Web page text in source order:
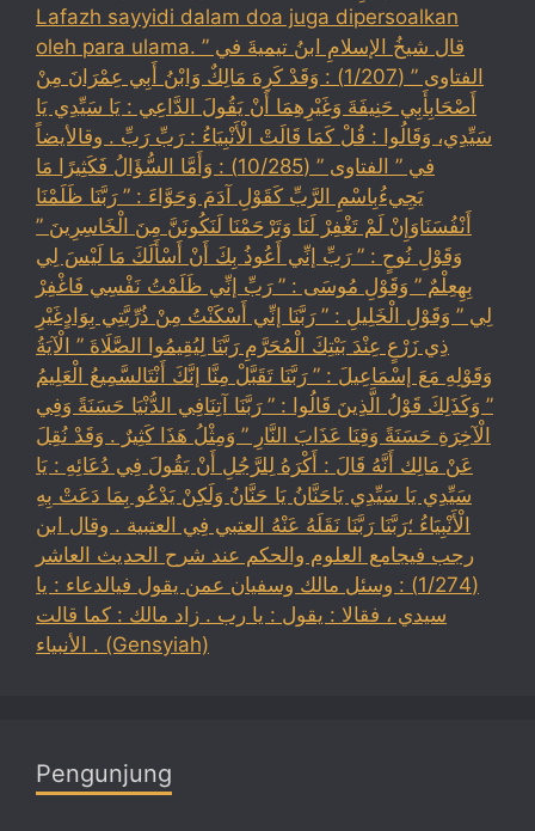
Lafazh sayyidi dalam doa juga dipersoalkan
oleh para ulama. قال شيخُ الإسلامِ ابنُ تيميةَ في ”
الفتاوى ” (1/207) : وَقَدْ كَرِهَ مَالِكٌ وَابْنُ أَبِي عِمْرَانَ مِنْ
أَصْحَابِأَبِي حَنِيفَةَ وَغَيْرِهِمَا أَنْ يَقُولَ الدَّاعِي : يَا سَيِّدِي يَا
سَيِّدِي، وَقَالُوا : قُلْ كَمَا قَالَتْ الْأَنْبِيَاءُ : رَبِّ رَبِّ . وقالأيضاً
في ” الفتاوى ” (10/285) : وَأَمَّا السُّؤَالُ فَكَثِيرًا مَا
يَجِيءُبِاسْمِ الرَّبِّ كَقَوْلِ آدَمَ وَحَوَّاءَ : ” رَبَّنَا ظَلَمْنَا
أَنْفُسَنَاوَإِنْ لَمْ تَغْفِرْ لَنَا وَتَرْحَمْنَا لَنَكُونَنَّ مِنَ الْخَاسِرِينَ ”
وَقَوْلِ نُوحٍ : ” رَبِّ إنِّي أَعُوذُ بِكَ أَنْ أَسْأَلَكَ مَا لَيْسَ لِي
بِهِعِلْمٌ ” وَقَوْلِ مُوسَى : ” رَبِّ إنِّي ظَلَمْتُ نَفْسِي فَاغْفِرْ
لِي ” وَقَوْلِ الْخَلِيلِ : ” رَبَّنَا إنِّي أَسْكَنْتُ مِنْ ذُرِّيَّتِي بِوَادٍغَيْرِ
ذِي زَرْعٍ عِنْدَ بَيْتِكَ الْمُحَرَّمِ رَبَّنَا لِيُقِيمُوا الصَّلَاةَ ” الْآيَةُ
وَقَوْلِهِ مَعَ إسْمَاعِيلَ : ” رَبَّنَا تَقَبَّلْ مِنَّا إنَّكَ أَنْتَالسَّمِيعُ الْعَلِيمُ
” وَكَذَلِكَ قَوْلُ الَّذِينَ قَالُوا : ” رَبَّنَا آتِنَافِي الدُّنْيَا حَسَنَةً وَفِي
الْآخِرَةِ حَسَنَةً وَقِنَا عَذَابَ النَّارِ ” وَمِثْلُ هَذَا كَثِيرٌ . وَقَدْ نُقِلَ
عَنْ مَالِك أَنَّهُ قَالَ : أَكْرَهُ لِلرَّجُلِ أَنْ يَقُولَ فِي دُعَائِهِ : يَا
سَيِّدِي يَا سَيِّدِي يَاحَنَّانُ يَا حَنَّانُ وَلَكِنْ يَدْعُو بِمَا دَعَتْ بِهِ
الْأَنْبِيَاءُ ؛رَبَّنَا رَبَّنَا نَقَلَهُ عَنْهُ العتبي فِي العتبية . وقال ابن
رجب فيجامع العلوم والحكم عند شرح الحديث العاشر
(1/274) : وسئل مالك وسفيان عمن يقول فيالدعاء : يا
سيدي ، فقالا : يقول : يا رب . زاد مالك : كما قالت
الأنبياء . (Gensyiah)
Pengunjung